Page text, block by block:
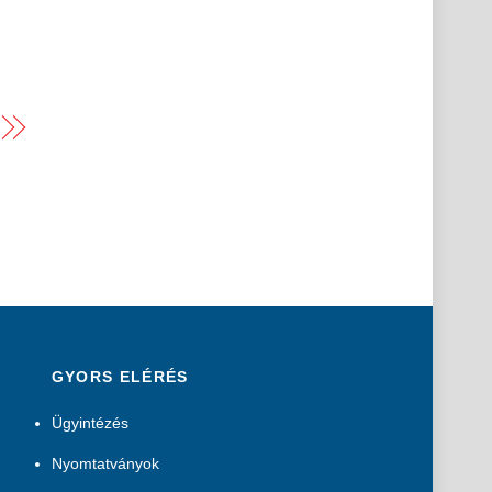
GYORS ELÉRÉS
Ügyintézés
Nyomtatványok